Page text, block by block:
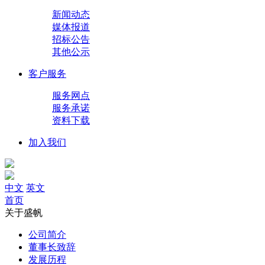
新闻动态
媒体报道
招标公告
其他公示
客户服务
服务网点
服务承诺
资料下载
加入我们
中文 英文
首页
关于盛帆
公司简介
董事长致辞
发展历程